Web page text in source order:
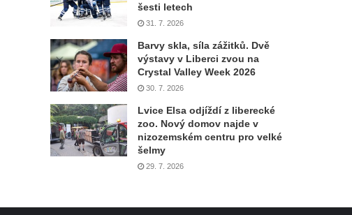
šesti letech
31. 7. 2026
Barvy skla, síla zážitků. Dvě
výstavy v Liberci zvou na
Crystal Valley Week 2026
30. 7. 2026
Lvice Elsa odjíždí z liberecké
zoo. Nový domov najde v
nizozemském centru pro velké
šelmy
29. 7. 2026